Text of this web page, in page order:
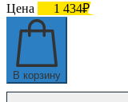
Цена 1 434₽
В корзину